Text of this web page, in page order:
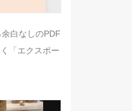
白なしのPDF
「エクスポー